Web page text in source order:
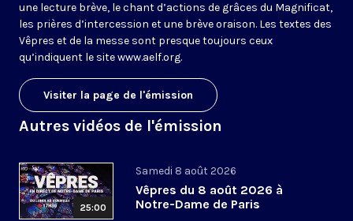
une lecture brève, le chant d’actions de grâces du Magnificat,
les prières d’intercession et une brève oraison. Les textes des
Vêpres et de la messe sont presque toujours ceux
qu’indiquent le sitewww.aelf.org.
Visiter la page de l'émission
Autres vidéos de l'émission
25:00
Samedi 8 août 2026
Vêpres du 8 août 2026 à
Notre-Dame de Paris